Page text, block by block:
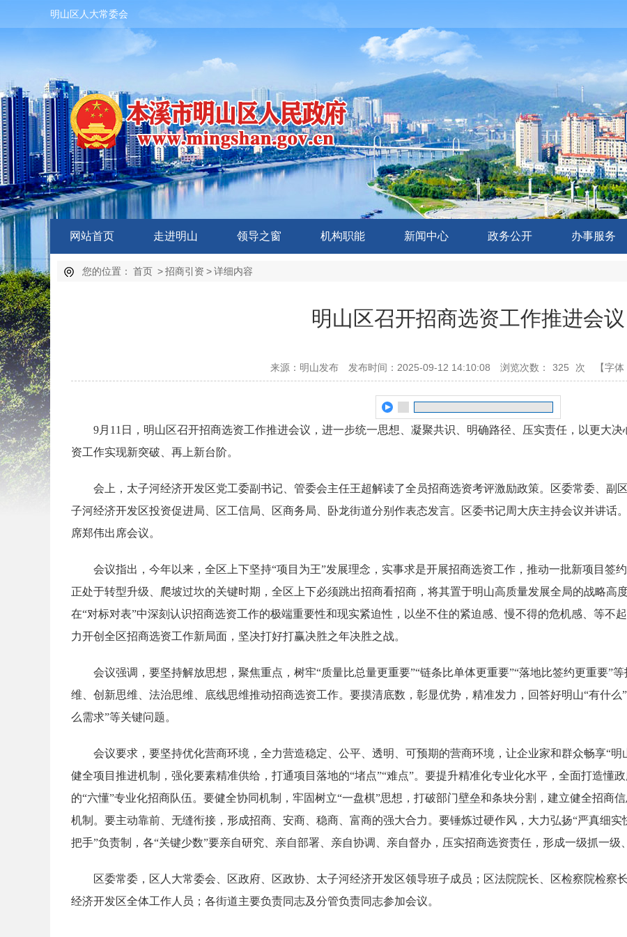
明山区人大常委会
网站首页 走进明山 领导之窗 机构职能 新闻中心 政务公开 办事服务
您的位置： 首页 >招商引资 >详细内容
明山区召开招商选资工作推进会议
来源：明山发布 发布时间：2025-09-12 14:10:08 浏览次数： 325 次 【字体
9月11日，明山区召开招商选资工作推进会议，进一步统一思想、凝聚共识、明确路径、压实责任，以更大
资工作实现新突破、再上新台阶。
会上，太子河经济开发区党工委副书记、管委会主任王超解读了全员招商选资考评激励政策。区委常委、副
子河经济开发区投资促进局、区工信局、区商务局、卧龙街道分别作表态发言。
区委书记周大庆主持会议并讲话
席郑伟出席会议。
会议指出，今年以来，全区上下坚持“项目为王”发展理念，实事求是开展招商选资工作，推动一批新项目签
正处于转型升级、爬坡过坎的关键时期，全区上下必须跳出招商看招商，将其置于明山高质量发展全局的战略高
在“对标对表”中深刻认识招商选资工作的极端重要性和现实紧迫性，以坐不住的紧迫感、慢不得的危机感、等不
力开创全区招商选资工作新局面，坚决打好打赢决胜之年决胜之战。
会议强调，要坚持解放思想，聚焦重点，树牢“质量比总量更重要”“链条比单体更重要”“落地比签约更重要”
维、创新思维、法治思维、底线思维推动招商选资工作。要摸清底数，彰显优势，精准发力，回答好明山“有什么
么需求”等关键问题。
会议要求，要坚持优化营商环境，全力营造稳定、公平、透明、可预期的营商环境，让企业家和群众畅享“明
健全项目推进机制，强化要素精准供给，打通项目落地的“堵点”“难点”。要提升精准化专业化水平，全面打造懂
的“六懂”专业化招商队伍。要健全协同机制，牢固树立“一盘棋”思想，打破部门壁垒和条块分割，建立健全招商
机制。要主动靠前、无缝衔接，形成招商、安商、稳商、富商的强大合力。要锤炼过硬作风，大力弘扬“严真细
把手”负责制，各“关键少数”要亲自研究、亲自部署、亲自协调、亲自督办，压实招商选资责任，形成一级抓一级
区委常委，区人大常委会、区政府、区政协、太子河经济开发区领导班子成员；区法院院长、区检察院检察
经济开发区全体工作人员；各街道主要负责同志及分管负责同志参加会议。